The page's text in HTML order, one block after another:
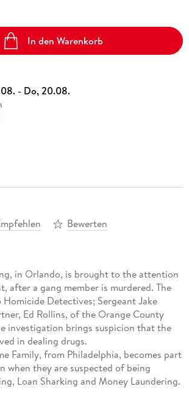
In den Warenkorb
- Do, 20.08.
Bewerten
in Orlando, is brought to the attention
after a gang member is murdered. The
Homicide Detectives; Sergeant Jake
Ed Rollins, of the Orange County
investigation brings suspicion that the
in dealing drugs.
Family, from Philadelphia, becomes part
when they are suspected of being
Loan Sharking and Money Laundering.